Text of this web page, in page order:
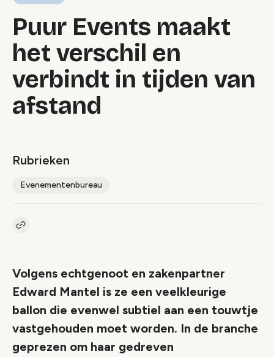
Puur Events maakt
het verschil en
verbindt in tijden van
afstand
Rubrieken
Evenementenbureau
Kopieer link naar artikel
Volgens echtgenoot en zakenpartner
Edward Mantel is ze een veelkleurige
ballon die evenwel subtiel aan een touwtje
vastgehouden moet worden. In de branche
geprezen om haar gedreven